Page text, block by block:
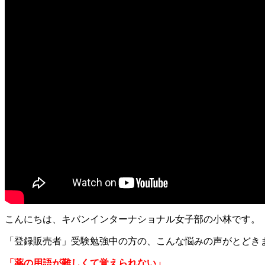
こんにちは、キバンインターナショナル女子部の小林です。
「登録販売者」受験勉強中の方の、こんな悩みの声がとどき
「薬の用語が難しくて覚えられない」